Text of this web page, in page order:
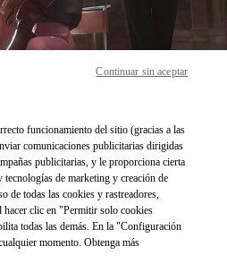
DISCOVER MORE
Link Opens in New
funcionamiento del sitio (gracias a las
comunicaciones publicitarias dirigidas
publicitarias, y le proporciona cierta
de marketing y creación de
de todas las cookies y rastreadores,
hacer clic en "Permitir solo cookies
todas las demás. En la "Configuración
momento. Obtenga más
Continuar sin aceptar